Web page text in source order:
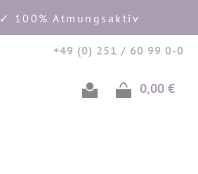
✓ 100% Atmungsaktiv
+49 (0) 251 / 60 99 0-0
0,00 €